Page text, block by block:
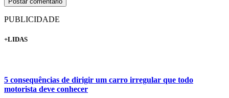
PUBLICIDADE
+LIDAS
5 consequências de dirigir um carro irregular que todo
motorista deve conhecer